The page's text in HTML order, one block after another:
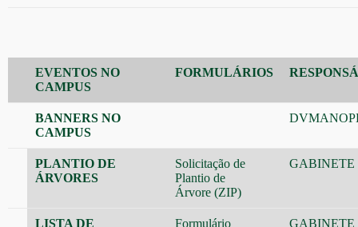
EVENTOS NO
CAMPUS
FORMULÁRIOS
BANNERS NO
CAMPUS
PLANTIO DE
ÁRVORES
Solicitação de
Plantio de
Árvore (ZIP)
GABINETE
LISTA DE
Formulário
GABINETE